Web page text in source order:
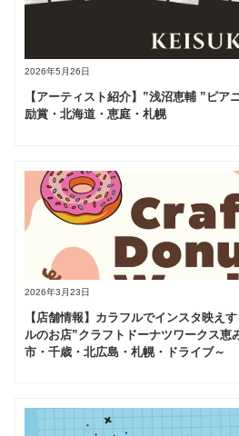
2026年5月26日
【アーティスト紹介】”浅沼恵輔 ”ピア
励賞・北海道・恵庭・札幌
2026年3月23日
【店舗情報】カラフルでインスタ映え
ルのお店”クラフトドーナツワークス恵
市・千歳・北広島・札幌・ドライブ～